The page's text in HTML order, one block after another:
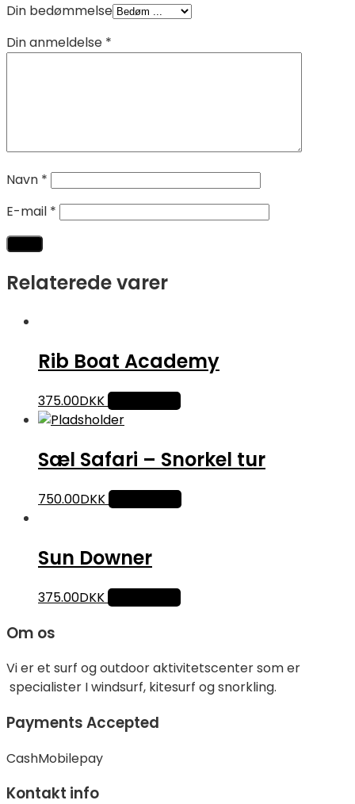
Din bedømmelse
Din anmeldelse *
Navn *
E-mail *
Relaterede varer
Rib Boat Academy
375.00DKKTilføj til kurv
Sæl Safari – Snorkel tur
750.00DKKTilføj til kurv
Sun Downer
375.00DKKTilføj til kurv
Om os
Vi er et surf og outdoor aktivitetscenter som er
specialister I windsurf, kitesurf og snorkling.
Payments Accepted
CashMobilepay
Kontakt info